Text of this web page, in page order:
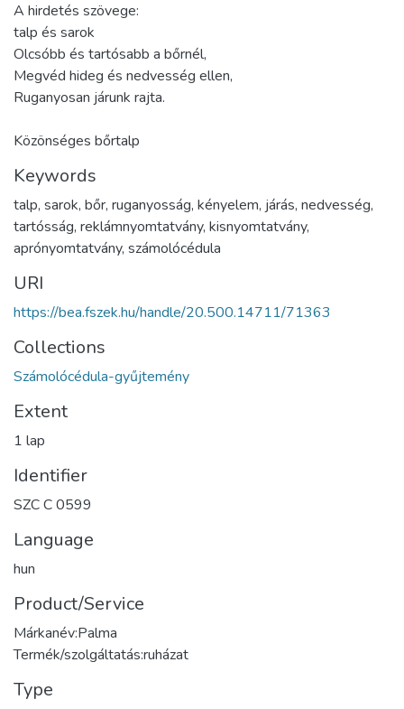
A hirdetés szövege:
talp és sarok
Olcsóbb és tartósabb a bőrnél,
Megvéd hideg és nedvesség ellen,
Ruganyosan járunk rajta.
Közönséges bőrtalp
Keywords
talp, sarok, bőr, ruganyosság, kényelem, járás, nedvesség,
tartósság, reklámnyomtatvány, kisnyomtatvány,
aprónyomtatvány, számolócédula
URI
https://bea.fszek.hu/handle/20.500.14711/71363
Collections
Számolócédula-gyűjtemény
Extent
1 lap
Identifier
SZC C 0599
Language
hun
Product/Service
Márkanév:Palma
Termék/szolgáltatás:ruházat
Type